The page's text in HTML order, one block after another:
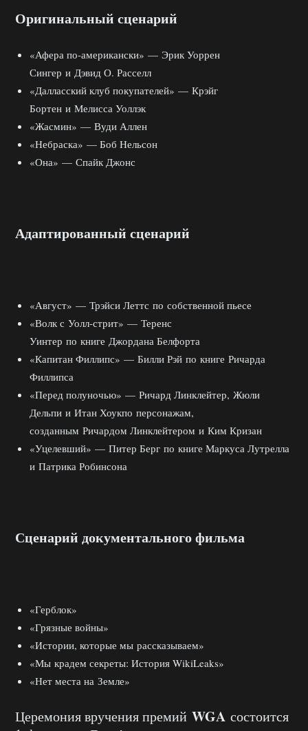
Оригинальный сценарий
«Афера по-американски» — Эрик Уоррен
Сингер и Дэвид О. Расселл
«Далласский клуб покупателей» — Крэйг
Бортен и Мелисса Уоллэк
«Жасмин» — Вуди Аллен
«Небраска» — Боб Нельсон
«Она» — Спайк Джонс
Адаптированный сценарий
«Август» — Трэйси Леттс по собственной пьесе
«Волк с Уолл-стрит» — Теренс
Уинтер по книге Джордана Белфорта
«Капитан Филлипс» — Билли Рэй по книге Ричарда
Филлипса
«Перед полуночью» — Ричард Линклейтер, Жюли
Дельпи и Итан Хоукпо персонажам,
созданным Ричардом Линклейтером и Ким Кризан
«Уцелевший» — Питер Берг по книге Маркуса Лутрелла
и Патрика Робинсона
Сценарий документального фильма
«Герблок»
«Грязные войны»
«Истории, которые мы рассказываем»
«Мы крадем секреты: История WikiLeaks»
«Нет места на Земле»
Церемония вручения премий WGA состоится